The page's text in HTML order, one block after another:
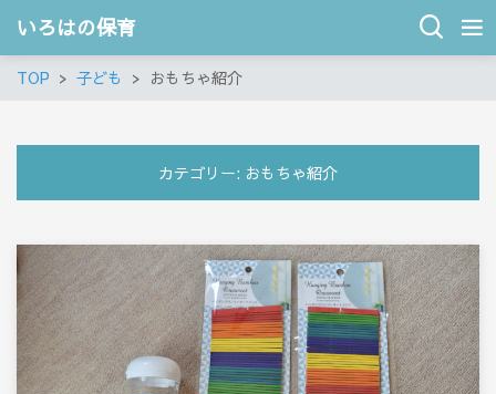
いろはの保育
TOP 子ども おもちゃ紹介
カテゴリー: おもちゃ紹介